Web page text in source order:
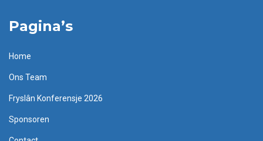
Pagina’s
Home
Ons Team
Fryslân Konferensje 2026
Sponsoren